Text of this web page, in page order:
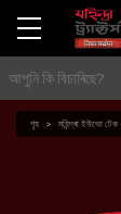
গৃহ মহিন্দ্ৰা ইউভো